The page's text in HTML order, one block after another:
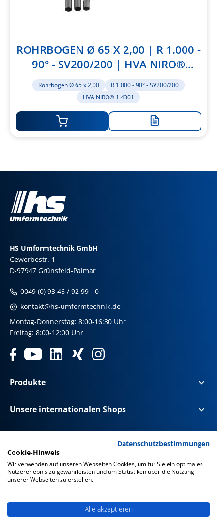
ROHRBOGEN Ø 65 X 2,00 | R 1.000 -
90° - SV200/200 | HVA NIRO®
1.4301
Rohrbogen Ø 65 x 2,00
R 1.000 - 90° - SV200/200
HVA NIRO® 1.4301
Zur
hinzufügen
HS Umformtechnik GmbH
Gewerbestr. 1
D-97947 Grünsfeld-Paimar
0049 (0) 93 46 / 92 99 - 0
kontakt@hs-umformtechnik.de
Montag-Donnerstag: 8:00-16:30 Uhr
Freitag: 8:00-12:00 Uhr
Produkte
Unsere internationalen Shops
Datenschutz
Datenschutz Social Media
Datenschutzbestimmungen
Cookie-Hinweis
Wir verwenden auf unseren Webseiten Cookies, um für Sie ein optimales
Nutzererlebnis zu gewährleisten und um Statistiken über die Nutzung
unserer Webseiten zu erstellen.
Alle akzeptieren